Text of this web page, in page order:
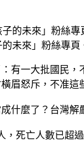
未來」粉絲專頁
有一大批國民
眉怒斥，不准
什麼了？台灣
，死亡人數已超